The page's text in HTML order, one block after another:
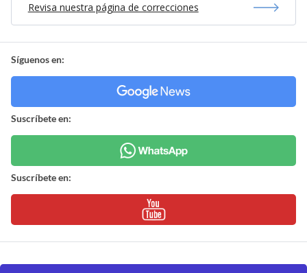
Revisa nuestra página de correcciones
Síguenos en:
Suscríbete en:
Suscríbete en: